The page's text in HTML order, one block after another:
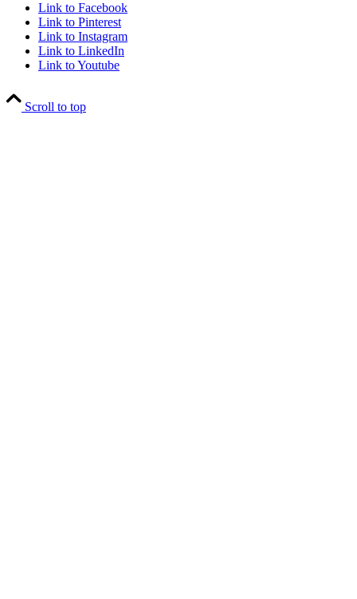
Link to Facebook
Link to Pinterest
Link to Instagram
Link to LinkedIn
Link to Youtube
Scroll to top